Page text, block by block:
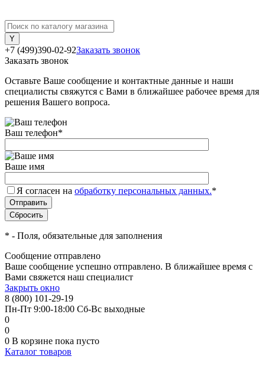
+7 (499)390-02-92Заказать звонок
Заказать звонок
Оставьте Ваше сообщение и контактные данные и наши
специалисты свяжутся с Вами в ближайшее рабочее время для
решения Вашего вопроса.
Ваш телефон*
Ваше имя
Я согласен на обработку персональных данных.*
* - Поля, обязательные для заполнения
Сообщение отправлено
Ваше сообщение успешно отправлено. В ближайшее время с
Вами свяжется наш специалист
Закрыть окно
8 (800) 101-29-19
Пн-Пт 9:00-18:00 Сб-Вс выходные
0
0
0 В корзине пока пусто
Каталог товаров